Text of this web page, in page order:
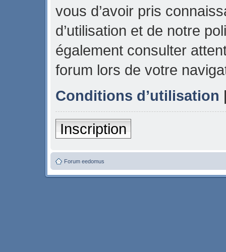
vous d’avoir pris
d’utilisation et de notre
également consulter
forum lors de votre
Conditions d’utilisation
Inscription
Forum eedomus